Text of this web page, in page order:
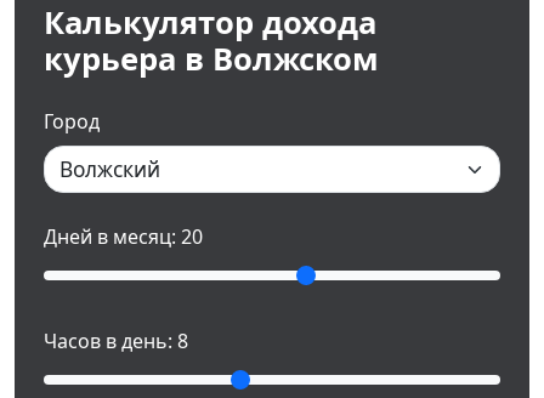
Калькулятор дохода
курьера в Волжском
Город
Дней в месяц: 20
Часов в день: 8